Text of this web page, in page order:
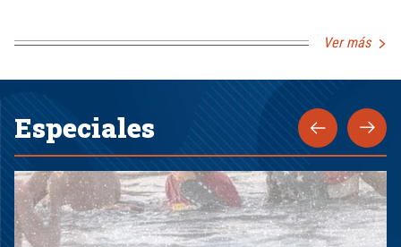
Ver más
Especiales